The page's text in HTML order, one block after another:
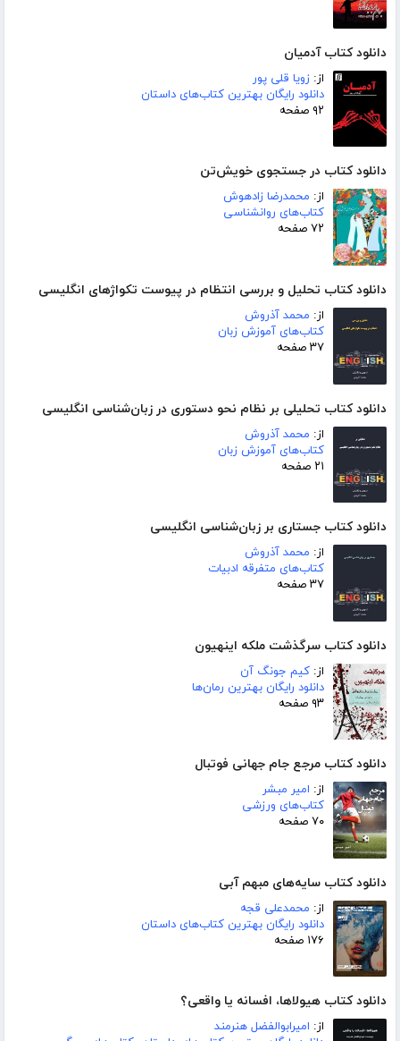
دانلود کتاب آدمیان
از: زویا قلی پور
دانلود رایگان بهترین کتاب‌های داستان
۹۲ صفحه
دانلود کتاب در جستجوی خویش‌تن
از: محمدرضا زادهوش
کتاب‌های روانشناسی
۷۲ صفحه
دانلود کتاب تحلیل و بررسی انتظام در پیوست تکواژهای انگلیسی
از: محمد آذروش
کتاب‌های آموزش زبان
۳۷ صفحه
دانلود کتاب تحلیلی بر نظام نحو دستوری در زبان‌شناسی انگلیسی
از: محمد آذروش
کتاب‌های آموزش زبان
۲۱ صفحه
دانلود کتاب جستاری بر زبان‌شناسی انگلیسی
از: محمد آذروش
کتاب‌های متفرقه ادبیات
۳۷ صفحه
دانلود کتاب سرگذشت ملکه اینهیون
از: کیم جونگ آن
دانلود رایگان بهترین رمان‌ها
۹۳ صفحه
دانلود کتاب مرجع جام جهانی فوتبال
از: امیر مبشر
کتاب‌های ورزشی
۷۰ صفحه
دانلود کتاب سایه‌های مبهم آبی
از: محمدعلی قجه
دانلود رایگان بهترین کتاب‌های داستان
۱۷۶ صفحه
دانلود کتاب هیولاها، افسانه یا واقعی؟
از: امیرابوالفضل هنرمند